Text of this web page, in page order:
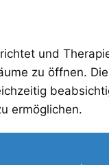
und
zu öffnen.
ermöglichen.